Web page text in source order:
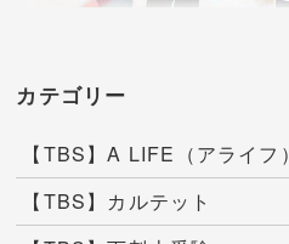
カテゴリー
【TBS】A LIFE（アライフ）
【TBS】カルテット